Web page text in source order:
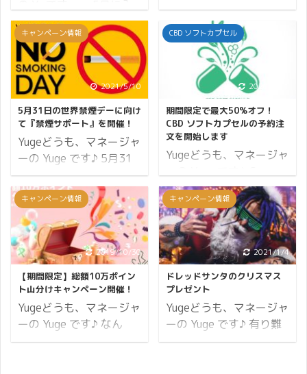
りました。 藤棚の見事さ
に、思わず足を止めて見
入ってしまう季節です。
そしてゴールデンウィー
ク真っただ中です。 皆さ
まいかがお過ごしでしょ
うか。 5月は辛い花粉症
が終了するシーズン、そ
して個人的に誕生月でも
あるので笑 大好きな月で
す♪ そんな月はじめに、
ワクワクするような 新商
品をリリース しました♪
同時に CBDMANiA 2023
年 ゴールデンウィークキ
ャンペーン も開催したの
でお知らせいたします！
大人気のニコちゃんグミ
から、「NIGHT」 ...
明らかにされています。
それ以前に大麻には現実
的な致死量はないので
す。 もちろん短時間のう
ちに大量摂取をしたら死
に至るそうですが、大麻
の場合は15分以内に
680kg といわれていま
す。 例えば15分以内に
塩を 680kg 摂取したら
命を落としてしまいます
よね？ 680kg を15分で
摂取できる量に濃縮した
ら大抵のものは猛毒にな
ってしまいます。 さらに
CBD には依存性や耐性は
ないと WHO が発表して
いて、副作用もほとんど
ないことがわかっている
のです。 ...
キャンペーン情報
2021/5/10
5月31日の世界禁煙デーに向け
て『禁煙サポート』を開催！
Yugeどうも、マネージャ
ーの Yuge です♪ 5月31
日は世界禁煙デーという
のはご存じでしたか？
WHO（世界保健機関）
により定められていて、
日本では「SMART LIFE
PROJECT」を立ち上げ
て賛同しているのです。
厚生労働省では5月31日
から6月6日を禁煙週間と
定めています。 この機会
に禁煙を始める人が多い
CBD ソフトカプセル
2020/7/11
期間限定で最大50%オフ！
CBD ソフトカプセルの予約注
文を開始します
Yugeどうも、マネージャ
から CBD プロテイン・
CBD セラムに続いて、第
3弾となる CBD 製品
『CBD ソフトカプセル』
がリリース！ 期間限定で
最大50%オフにてご購入
いただけます♪ それでは
詳細です。 CBD ソフト
カプセルのご予約ページ
CBD 含有量：150mg 内
キャンペーン情報
2019/10/30
【期間限定】総額10万ポイン
ト山分けキャンペーン開催！
Yugeどうも、マネージャ
ーの Yuge です♪ なん
と！！ 11月も始まった
キャンペーン情報
2021/1/4
ドレッドサンタのクリスマス
プレゼント
Yugeどうも、マネージャ
ーの Yuge です♪ 有り難
いことに CBDMANiA は2